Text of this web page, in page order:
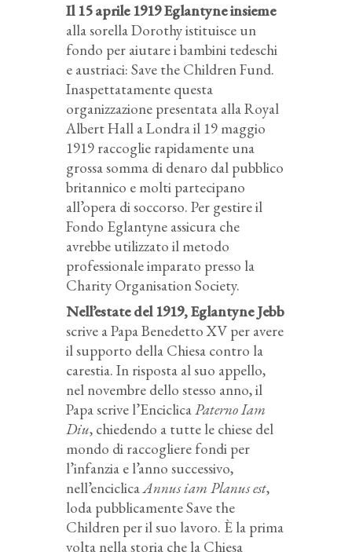
Il 15 aprile 1919 Eglantyne insieme
alla sorella Dorothy istituisce un
fondo per aiutare i bambini tedeschi
e austriaci: Save the Children Fund.
Inaspettatamente questa
organizzazione presentata alla Royal
Albert Hall a Londra il 19 maggio
1919 raccoglie rapidamente una
grossa somma di denaro dal pubblico
britannico e molti partecipano
all’opera di soccorso. Per gestire il
Fondo Eglantyne assicura che
avrebbe utilizzato il metodo
professionale imparato presso la
Charity Organisation Society.
Nell’estate del 1919, Eglantyne Jebb
scrive a Papa Benedetto XV per avere
il supporto della Chiesa contro la
carestia. In risposta al suo appello,
nel novembre dello stesso anno, il
Papa scrive l’EnciclicaPaterno Iam
Diu, chiedendo a tutte le chiese del
mondo di raccogliere fondi per
l’infanzia e l’anno successivo,
nell’enciclicaAnnus iam Planus est,
loda pubblicamente Save the
Children per il suo lavoro. È la prima
volta nella storia che la Chiesa